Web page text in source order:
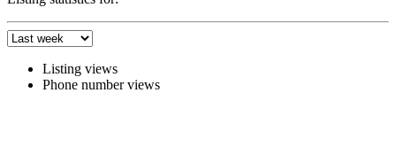
Listing views
Phone number views